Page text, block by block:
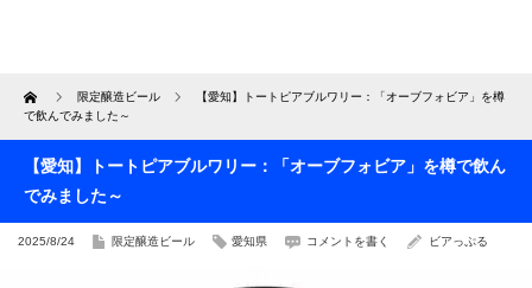
Home 限定醸造ビール
【愛知】トートピアブルワリー：「オーブフォビア」を樽
で飲んでみました～
【愛知】トートピアブルワリー：「オーブフォビア」を樽で飲ん
でみました～
2025/8/24 限定醸造ビール 愛知県 コメントを書く ビアっぷる